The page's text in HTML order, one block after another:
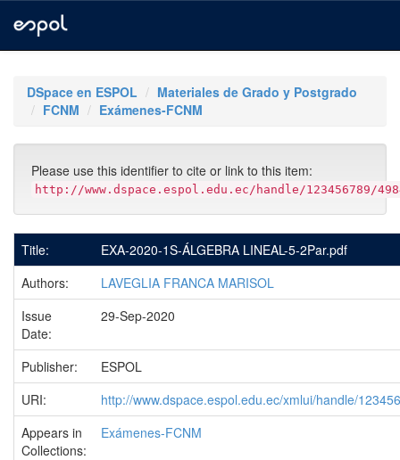
navigationDSpace en ESPOL
Materiales de Grado y Postgrado
FCNM
Exámenes-FCNM
Please use this identifier to cite or link to this item:
http://www.dspace.espol.edu.ec/handle/123456789/
Title:
EXA-2020-1S-ÁLGEBRA LINEAL-5-2Par.pdf
Authors:
LAVEGLIA FRANCA MARISOL
Issue
Date:
29-Sep-2020
Publisher:
ESPOL
URI:
http://www.dspace.espol.edu.ec/xmlui/handle/
Appears in
Collections:
Exámenes-FCNM